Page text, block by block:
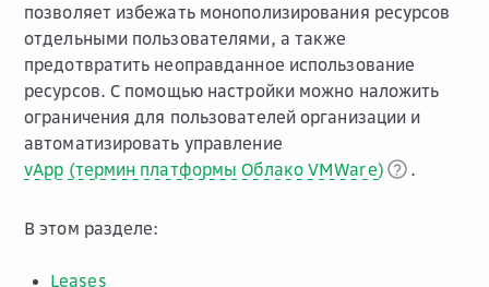
позволяет избежать монополизирования ресурсов
отдельными пользователями, а также
предотвратить неоправданное использование
ресурсов. С помощью настройки можно наложить
ограничения для пользователей организации и
автоматизировать управление
vApp (термин платформы Облако VMWare)
.
В этом разделе:
Leases